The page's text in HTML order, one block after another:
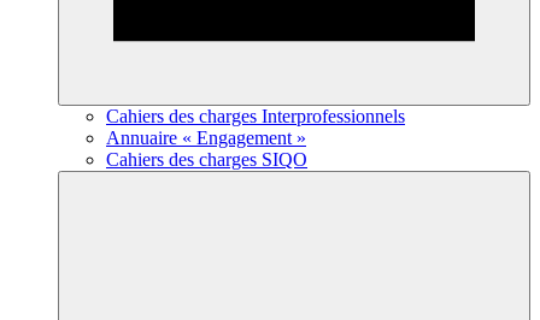
Cahiers des charges Interprofessionnels
Annuaire « Engagement »
Cahiers des charges SIQO